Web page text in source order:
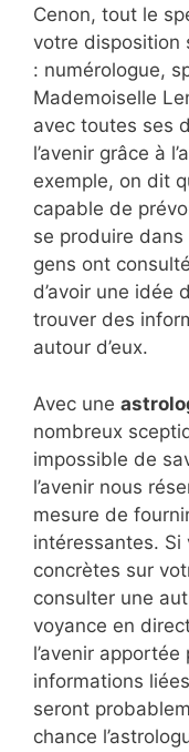
Cenon, tout le
votre disposition
: numérologue,
Mademoiselle
avec toutes ses
l’avenir grâce à
exemple, on dit
capable de
se produire
gens ont
d’avoir une idée
trouver des
autour d’eux.
Avec une
nombreux
impossible de
l’avenir nous
mesure de
intéressantes. Si
concrètes sur
consulter une
voyance en
l’avenir apportée
informations
seront
chance